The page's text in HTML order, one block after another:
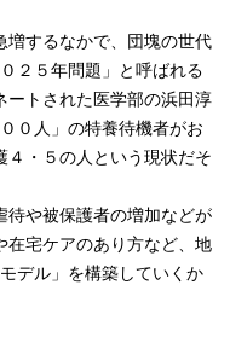
増するなかで、団塊の世代
２５年問題」と呼ばれる
ートされた医学部の浜田淳
０人」の特養待機者がお
４・５の人という現状だそ
待や被保護者の増加などが
在宅ケアのあり方など、地
デル」を構築していくか